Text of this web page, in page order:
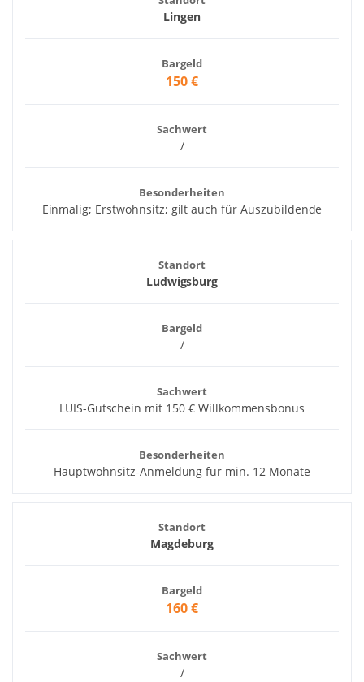
Lingen
Bargeld
150 €
Sachwert
/
Besonderheiten
Einmalig; Erstwohnsitz; gilt auch für Auszubildende
Standort
Ludwigsburg
Bargeld
/
Sachwert
LUIS-Gutschein mit 150 € Willkommensbonus
Besonderheiten
Hauptwohnsitz-Anmeldung für min. 12 Monate
Standort
Magdeburg
Bargeld
160 €
Sachwert
/